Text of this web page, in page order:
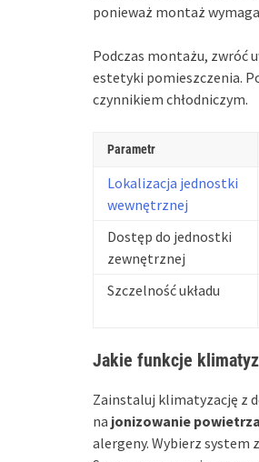
ponieważ montaż
Podczas montażu, zwróć
estetyki pomieszczenia.
czynnikiem chłodniczym.
Parametr
Lokalizacja jednostki
wewnętrznej
Dostęp do jednostki
zewnętrznej
Szczelność układu
Jakie funkcje
Zainstaluj klimatyzację z
na jonizowanie powietrza
alergeny. Wybierz system